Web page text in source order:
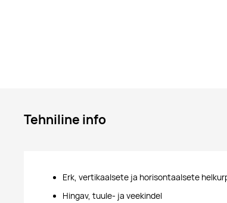
Tehniline info
Erk, vertikaalsete ja horisontaalsete
Hingav, tuule- ja veekindel